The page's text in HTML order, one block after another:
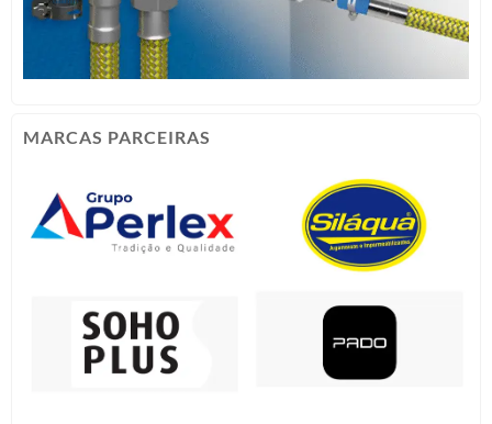
MARCAS PARCEIRAS